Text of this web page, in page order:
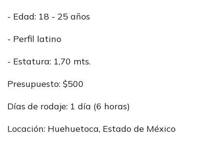
- Edad: 18 - 25 años
- Perfil latino
- Estatura: 1,70 mts.
Presupuesto: $500
Días de rodaje: 1 día (6 horas)
Locación: Huehuetoca, Estado de México